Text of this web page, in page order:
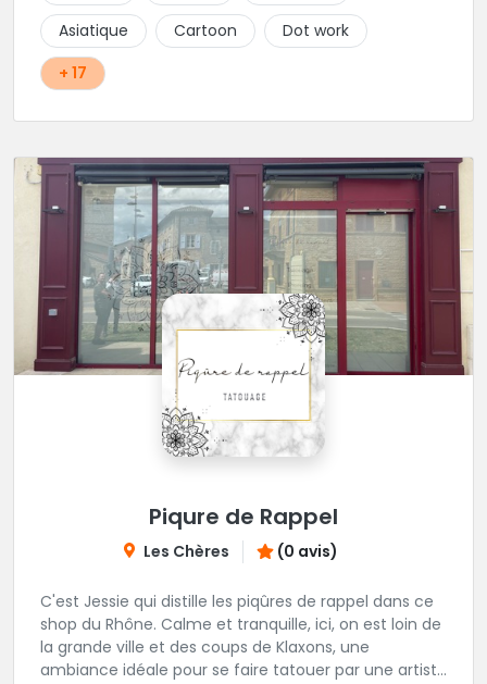
Asiatique
Cartoon
Dot work
+ 17
Piqure de Rappel
Les Chères (0 avis)
C'est Jessie qui distille les piqûres de rappel dans ce
shop du Rhône. Calme et tranquille, ici, on est loin de
la grande ville et des coups de Klaxons, une
ambiance idéale pour se faire tatouer par une artiste